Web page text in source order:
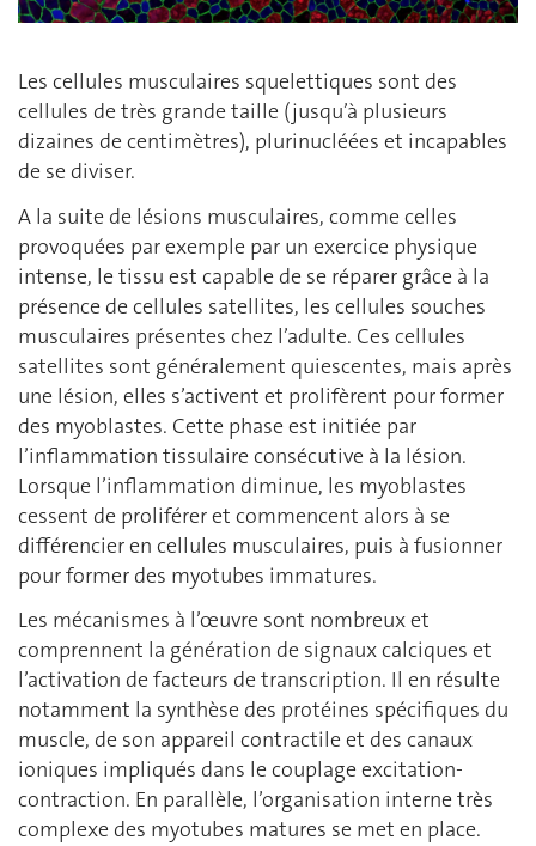
Les cellules musculaires squelettiques sont des
cellules de très grande taille (jusqu’à plusieurs
dizaines de centimètres), plurinucléées et incapables
de se diviser.
A la suite de lésions musculaires, comme celles
provoquées par exemple par un exercice physique
intense, le tissu est capable de se réparer grâce à la
présence de cellules satellites, les cellules souches
musculaires présentes chez l’adulte. Ces cellules
satellites sont généralement quiescentes, mais après
une lésion, elles s’activent et prolifèrent pour former
des myoblastes. Cette phase est initiée par
l’inflammation tissulaire consécutive à la lésion.
Lorsque l’inflammation diminue, les myoblastes
cessent de proliférer et commencent alors à se
différencier en cellules musculaires, puis à fusionner
pour former des myotubes immatures.
Les mécanismes à l’œuvre sont nombreux et
comprennent la génération de signaux calciques et
l’activation de facteurs de transcription. Il en résulte
notamment la synthèse des protéines spécifiques du
muscle, de son appareil contractile et des canaux
ioniques impliqués dans le couplage excitation-
contraction. En parallèle, l’organisation interne très
complexe des myotubes matures se met en place.